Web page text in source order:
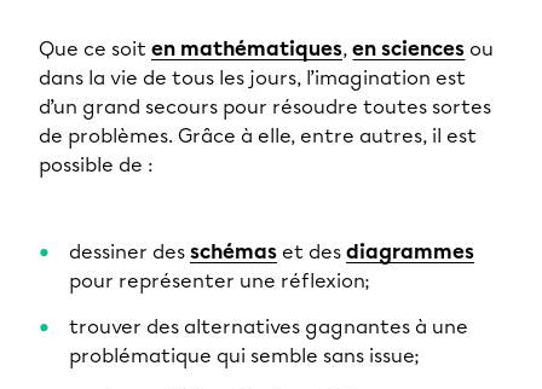
Que ce soit en mathématiques, en sciences ou
dans la vie de tous les jours, l’imagination est
d’un grand secours pour résoudre toutes sortes
de problèmes. Grâce à elle, entre autres, il est
possible de :
dessiner des schémas et des diagrammes
pour représenter une réflexion;
trouver des alternatives gagnantes à une
problématique qui semble sans issue;